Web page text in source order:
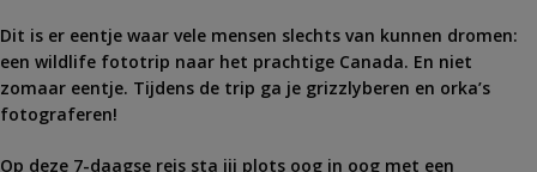
Dit is er eentje waar vele mensen slechts van kunnen dromen:
een wildlife fototrip naar het prachtige Canada. En niet
zomaar eentje. Tijdens de trip ga je grizzlyberen en orka’s
fotograferen!
Op deze 7-daagse reis sta jij plots oog in oog met een